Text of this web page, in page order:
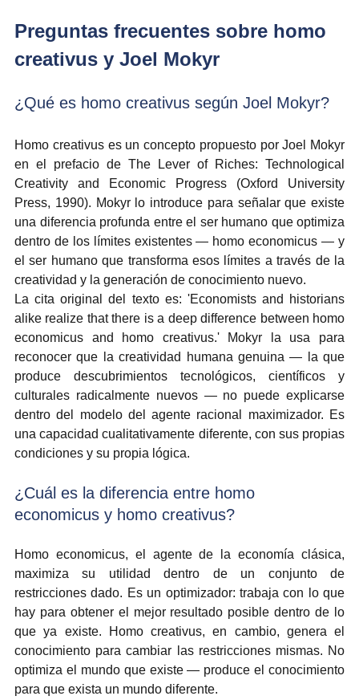
Preguntas frecuentes sobre homo
creativus y Joel Mokyr
¿Qué es homo creativus según Joel Mokyr?
Homo creativus es un concepto propuesto por Joel Mokyr
en el prefacio de The Lever of Riches: Technological
Creativity and Economic Progress (Oxford University
Press, 1990). Mokyr lo introduce para señalar que existe
una diferencia profunda entre el ser humano que optimiza
dentro de los límites existentes — homo economicus — y
el ser humano que transforma esos límites a través de la
creatividad y la generación de conocimiento nuevo.
La cita original del texto es: 'Economists and historians
alike realize that there is a deep difference between homo
economicus and homo creativus.' Mokyr la usa para
reconocer que la creatividad humana genuina — la que
produce descubrimientos tecnológicos, científicos y
culturales radicalmente nuevos — no puede explicarse
dentro del modelo del agente racional maximizador. Es
una capacidad cualitativamente diferente, con sus propias
condiciones y su propia lógica.
¿Cuál es la diferencia entre homo
economicus y homo creativus?
Homo economicus, el agente de la economía clásica,
maximiza su utilidad dentro de un conjunto de
restricciones dado. Es un optimizador: trabaja con lo que
hay para obtener el mejor resultado posible dentro de lo
que ya existe. Homo creativus, en cambio, genera el
conocimiento para cambiar las restricciones mismas. No
optimiza el mundo que existe — produce el conocimiento
para que exista un mundo diferente.